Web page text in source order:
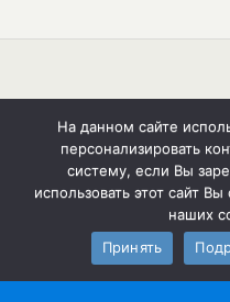
Мобильн.
На данном сайте
персонализировать
систему, если Вы
использовать этот сайт
наших
Принять